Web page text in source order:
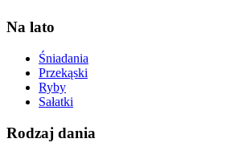
Na lato
Śniadania
Przekąski
Ryby
Sałatki
Rodzaj dania